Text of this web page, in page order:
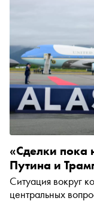
«Сделки пока
Путина и
Ситуация вокруг
центральных